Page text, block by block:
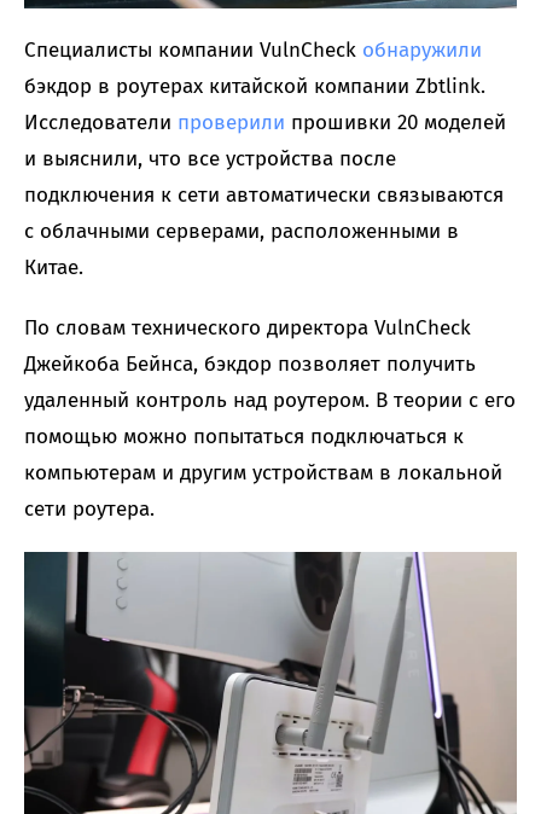
Специалисты компании VulnCheck обнаружили
бэкдор в роутерах китайской компании Zbtlink.
Исследователи проверили прошивки 20 моделей
и выяснили, что все устройства после
подключения к сети автоматически связываются
с облачными серверами, расположенными в
Китае.
По словам технического директора VulnCheck
Джейкоба Бейнса, бэкдор позволяет получить
удаленный контроль над роутером. В теории с его
помощью можно попытаться подключаться к
компьютерам и другим устройствам в локальной
сети роутера.